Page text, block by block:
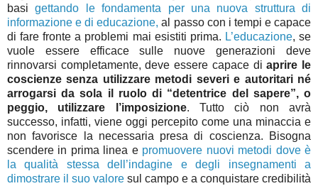
basigettando le fondamenta per una nuova struttura di
informazione e di educazione, al passo con i tempi e capace
di fare fronte a problemi mai esistiti prima. L’educazione, se
vuole essere efficace sulle nuove generazioni deve
rinnovarsi completamente, deve essere capace diaprire le
coscienze senza utilizzare metodi severi e autoritari né
arrogarsi da sola il ruolo di “detentrice del sapere”, o
peggio, utilizzare l’imposizione. Tutto ciò non avrà
successo, infatti, viene oggi percepito come una minaccia e
non favorisce la necessaria presa di coscienza. Bisogna
scendere in prima linea e promuovere nuovi metodi dove è
la qualità stessa dell’indagine e degli insegnamenti a
dimostrare il suo valore sul campo e a conquistare credibilità